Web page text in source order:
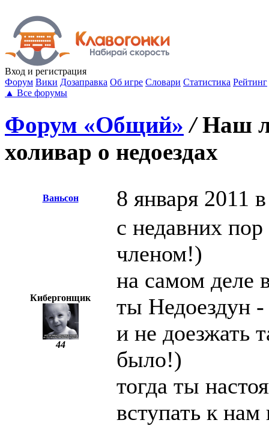
Вход и регистрация
Форум Вики Дозаправка Об игре Словари Статистика Рейтинг
▲ Все форумы
Форум «Общий» / Наш
холивар о недоездах
Ваньсон 8 января 2011
Кибергонщик
44
с недавних
членом!)
на самом деле
ты Недоездун -
и не доезжать
было!)
тогда ты
вступать к